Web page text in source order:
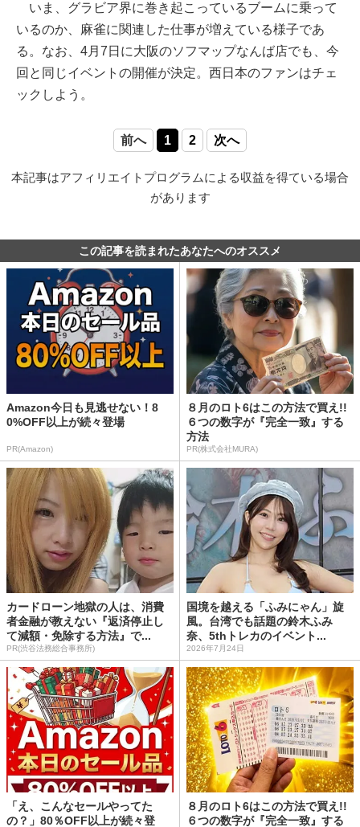
いま、グラビア界に巻き起こっているブームに乗って
いるのか、麻雀に関連した仕事が増えている様子であ
る。なお、4月7日に大阪のソフマップなんば店でも、今
回と同じイベントの開催が決定。西日本のファンはチェ
ックしよう。
前へ 1 2 次へ
本記事はアフィリエイトプログラムによる収益を得ている場合
があります
この記事を読まれたあなたへのオススメ
Amazon今日も見逃せない！8
0%OFF以上が続々登場
PR(Amazon)
８月のロト6はこの方法で買え!!
６つの数字が『完全一致』する
方法
PR(株式会社MURA)
カードローン地獄の人は、消費
者金融が教えない『返済停止し
て減額・免除する方法』で...
PR(渋谷法務総合事務所)
国境を越える「ふみにゃん」旋
風。台湾でも話題の鈴木ふみ
奈、5thトレカのイベント...
2026年7月24日
「え、こんなセールやってた
の？」80％OFF以上が続々登
８月のロト6はこの方法で買え!!
６つの数字が『完全一致』する